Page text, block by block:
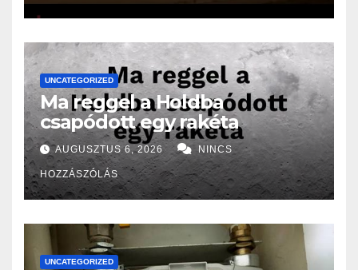
UNCATEGORIZED
Ma reggel a Holdba
csapódott egy rakéta
AUGUSZTUS 6, 2026 NINCS
HOZZÁSZÓLÁS
UNCATEGORIZED